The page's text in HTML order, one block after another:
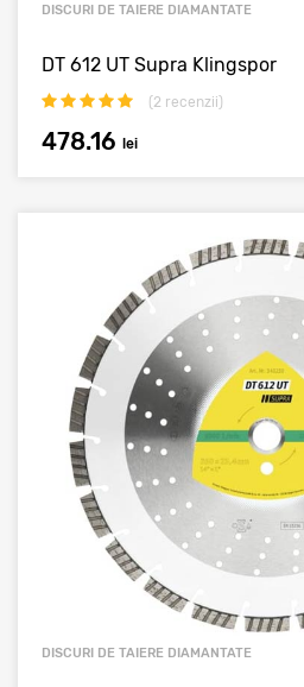
DISCURI DE TAIERE DIAMANTATE
DT 612 UT Supra Klingspor
(2 recenzii)
478.16 lei
DISCURI DE TAIERE DIAMANTATE